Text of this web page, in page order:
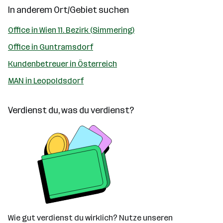
In anderem Ort/Gebiet suchen
Office in Wien 11. Bezirk (Simmering)
Office in Guntramsdorf
Kundenbetreuer in Österreich
MAN in Leopoldsdorf
Verdienst du, was du verdienst?
Wie gut verdienst du wirklich? Nutze unseren